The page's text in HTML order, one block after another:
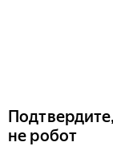
не робот